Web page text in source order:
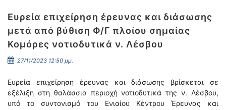
Ευρεία επιχείρηση έρευνας και διάσωσης
μετά από βύθιση Φ/Γ πλοίου σημαίας
Κομόρες νοτιοδυτικά ν. Λέσβου
27/11/2023 12:50 μμ.
Ευρεία επιχείρηση έρευνας και διάσωσης βρίσκεται σε
εξέλιξη στη θαλάσσια περιοχή νοτιοδυτικά της ν. Λέσβου,
υπό το συντονισμό του Ενιαίου Κέντρου Έρευνας και